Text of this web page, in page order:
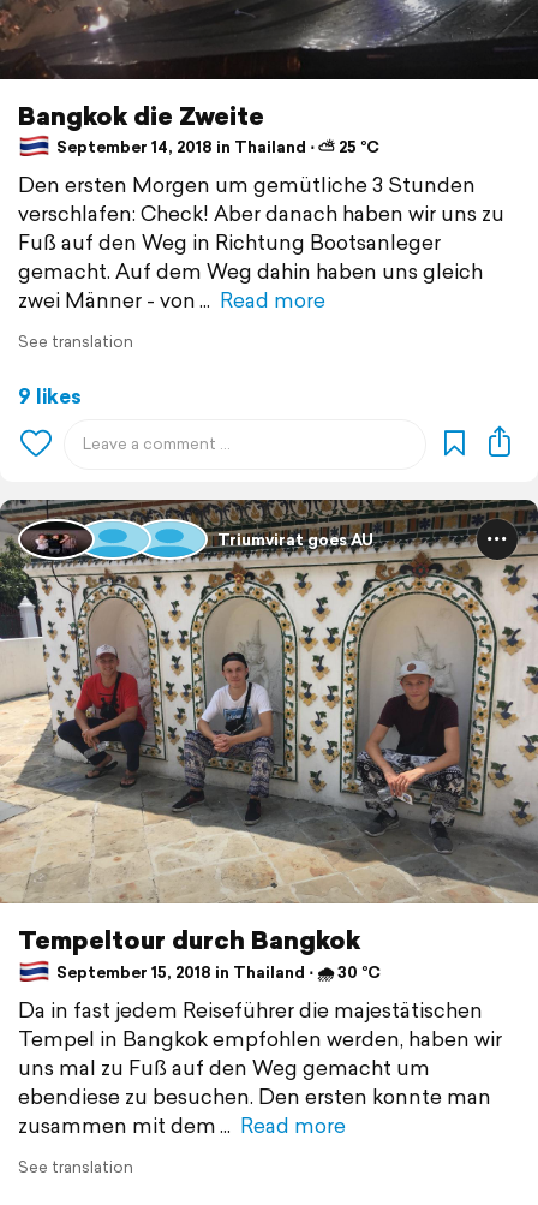
Bangkok die Zweite
September 14, 2018 in Thailand ⋅ ⛅ 25 °C
Den ersten Morgen um gemütliche 3 Stunden
verschlafen: Check! Aber danach haben wir uns zu
Fuß auf den Weg in Richtung Bootsanleger
gemacht. Auf dem Weg dahin haben uns gleich
zwei Männer - von
Read more
See translation
9 likes
Triumvirat goes AU
Tempeltour durch Bangkok
September 15, 2018 in Thailand ⋅ 🌧 30 °C
Da in fast jedem Reiseführer die majestätischen
Tempel in Bangkok empfohlen werden, haben wir
uns mal zu Fuß auf den Weg gemacht um
ebendiese zu besuchen. Den ersten konnte man
zusammen mit dem
Read more
See translation